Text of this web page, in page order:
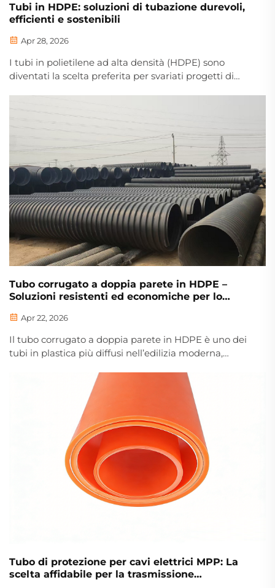
Tubi in HDPE: soluzioni di tubazione durevoli,
efficienti e sostenibili
Apr 28, 2026
I tubi in polietilene ad alta densità (HDPE) sono
diventati la scelta preferita per svariati progetti di
Tubo corrugato a doppia parete in HDPE –
Soluzioni resistenti ed economiche per lo
caviApr 22, 2026
Il tubo corrugato a doppia parete in HDPE è uno dei
tubi in plastica più diffusi nell’edilizia moderna,
protezione dei cavi. Realizzato in polietilene ad alta
densità (HDPE) mediante tecnologia di estrusione
avanzata, presenta...
Tubo di protezione per cavi elettrici MPP: La
scelta affidabile per la trasmissione